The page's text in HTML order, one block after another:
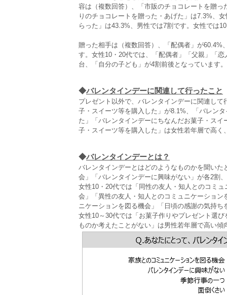
容は（複数回答）、「市販のチョコレートを贈
りのチョコレートを贈った・あげた」は7.3%、
らった」は43.3%、男性では7割です。女性では
贈った相手は（複数回答）、「配偶者」が
す。女性10・20代では、「配偶者」「父親」「
台、「自分の子ども」が4割前後となっています。
◆バレンタインデーに関連して行ったこと
プレゼント以外で、バレンタインデーに関連し
子・スイーツ等を購入した」が8.1%、「バレン
た」「バレンタインデーにちなんだお菓子・ス
子・スイーツ等を購入した」は女性若年層で高
◆バレンタインデーとは？
バレンタインデーとはどのようなものかを聞い
会」「バレンタインデーに興味がない」が各2割
女性10・20代では「同性の友人・知人とのコミ
会」「異性の友人・知人とのコミュニケーショ
ニケーションを図る機会」「日頃の感謝の気持ち
女性10～30代では「お菓子作りやプレゼント選
ものか考えたことがない」は男性若年層で高い傾